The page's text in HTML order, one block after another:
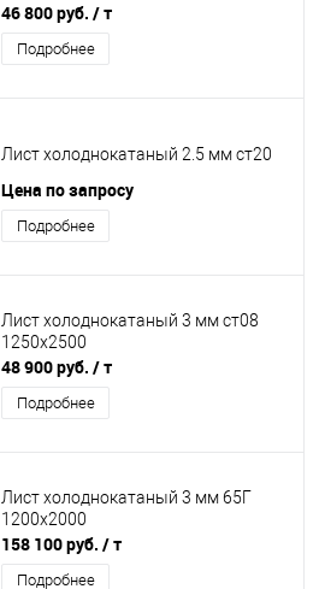
46 800 руб. / т
Подробнее
Лист холоднокатаный 2.5 мм ст20
Цена по запросу
Подробнее
Лист холоднокатаный 3 мм ст08
1250х2500
48 900 руб. / т
Подробнее
Лист холоднокатаный 3 мм 65Г
1200х2000
158 100 руб. / т
Подробнее